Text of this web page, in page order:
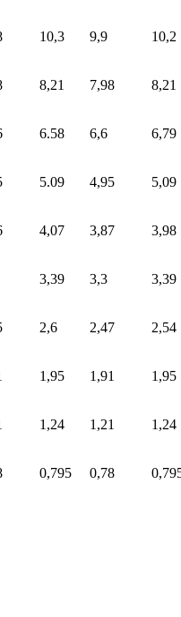
10,3 9,9 10,2
8,21 7,98 8,21
6.58 6,6 6,79
5.09 4,95 5,09
4,07 3,87 3,98
3,39 3,3 3,39
2,6 2,47 2,54
1,95 1,91 1,95
1,24 1,21 1,24
0,795 0,78